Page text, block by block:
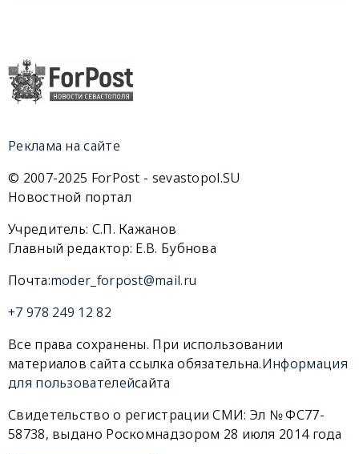
Реклама на сайте
© 2007-2025 ForPost - sevastopol.SU
Новостной портал
Учредитель: С.П. Кажанов
Главный редактор: Е.В. Бубнова
Почта:moder_forpost@mail.ru
+7 978 249 12 82
Все права сохранены. При использовании
материалов сайта ссылка обязательна.Информация
для пользователейсайта
Свидетельство о регистрации СМИ: Эл № ФС77-
58738, выдано Роскомнадзором 28 июля 2014 года